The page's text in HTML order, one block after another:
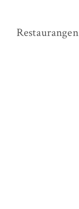
Restaurangen